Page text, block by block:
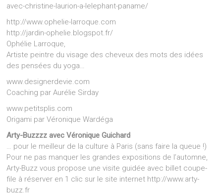
avec-christine-laurion-a-lelephant-paname/
http://www.ophelie-larroque.com
http://jardin-ophelie.blogspot.fr/
Ophélie Larroque,
Artiste peintre du visage des cheveux des mots des idées
des pensées du yoga…
www.designerdevie.com
Coaching par Aurélie Sirday
www.petitsplis.com
Origami par Véronique Wardéga
Arty-Buzzzz avec Véronique Guichard
… pour le meilleur de la culture à Paris (sans faire la queue !)
Pour ne pas manquer les grandes expositions de l’automne,
Arty-Buzz vous propose une visite guidée avec billet coupe-
file à réserver en 1 clic sur le site internet http://www.arty-
buzz.fr